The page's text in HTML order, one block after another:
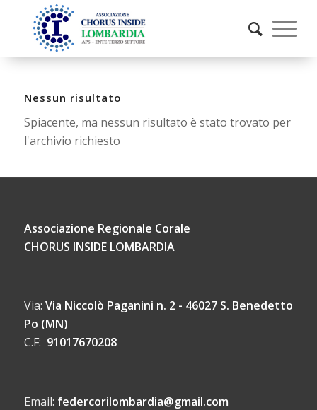
Nessun risultato
Spiacente, ma nessun risultato è stato trovato per
l'archivio richiesto
Associazione Regionale Corale
CHORUS INSIDE LOMBARDIA
Via: Via Niccolò Paganini n. 2 - 46027 S. Benedetto
Po (MN)
C.F: 91017670208
Email: federcorilombardia@gmail.com